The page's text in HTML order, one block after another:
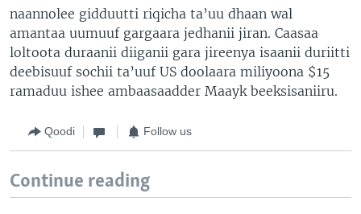
naannolee gidduutti riqicha ta’uu dhaan wal
amantaa uumuuf gargaara jedhanii jiran. Caasaa
loltoota duraanii diiganii gara jireenya isaanii duriitti
deebisuuf sochii ta’uuf US doolaara miliyoona $15
ramaduu ishee ambaasaadder Maayk beeksisaniiru.
Qoodi Follow us
Continue reading